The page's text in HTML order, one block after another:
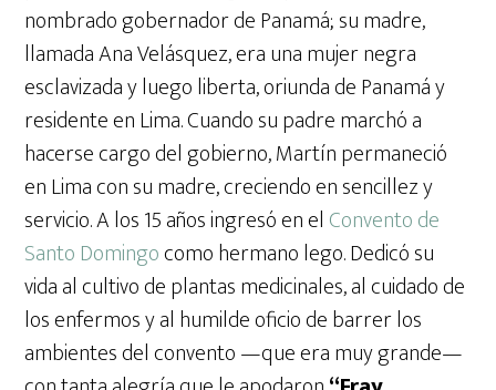
nombrado gobernador de Panamá; su madre,
llamada Ana Velásquez, era una mujer negra
esclavizada y luego liberta, oriunda de Panamá y
residente en Lima. Cuando su padre marchó a
hacerse cargo del gobierno, Martín permaneció
en Lima con su madre, creciendo en sencillez y
servicio. A los 15 años ingresó en el Convento de
Santo Domingocomo hermano lego. Dedicó su
vida al cultivo de plantas medicinales, al cuidado de
los enfermos y al humilde oficio de barrer los
ambientes del convento —que era muy grande—